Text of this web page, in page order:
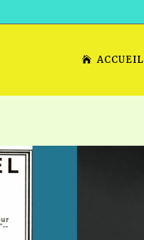
ACCUEIL